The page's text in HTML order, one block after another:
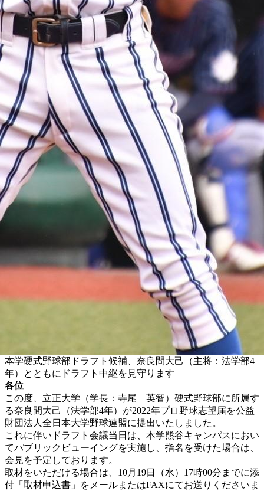
本学硬式野球部ドラフト候補、奈良間大己（主将：法学部4
年）とともにドラフト中継を見守ります
各位
この度、立正大学（学長：寺尾 英智）硬式野球部に所属す
る奈良間大己（法学部4年）が2022年プロ野球志望届を公益
財団法人全日本大学野球連盟に提出いたしました。
これに伴いドラフト会議当日は、本学熊谷キャンパスにおい
てパブリックビューイングを実施し、指名を受けた場合は、
会見を予定しております。
取材をいただける場合は、10月19日（水）17時00分までに添
付「取材申込書」をメールまたはFAXにてお送りくださいま